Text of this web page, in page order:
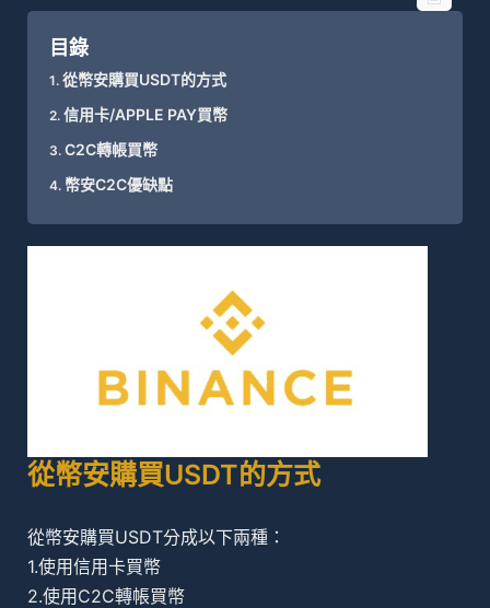
目錄
從幣安購買USDT的方式
信用卡/APPLE PAY買幣
C2C轉帳買幣
幣安C2C優缺點
從幣安購買USDT的方式
從幣安購買USDT分成以下兩種：
1.使用信用卡買幣
2.使用C2C轉帳買幣